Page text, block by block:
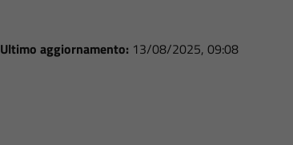
Ultimo aggiornamento: 13/08/2025, 09:08